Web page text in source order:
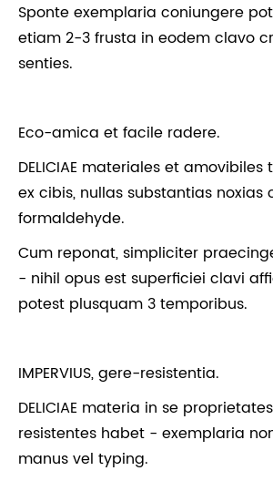
Sponte exemplaria coniungere
etiam 2-3 frusta in eodem clavo
senties.
Eco-amica et facile radere.
DELICIAE materiales et
ex cibis, nullas substantias noxias
formaldehyde.
Cum reponat, simpliciter
- nihil opus est superficiei clavi
potest plusquam 3 temporibus.
IMPERVIUS, gere-resistentia.
DELICIAE materia in se
resistentes habet - exemplaria
manus vel typing.